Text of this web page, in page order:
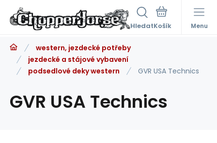
Hledat Menu
western, jezdecké potřeby
jezdecké a stájové vybavení
podsedlové deky western
GVR USA Technics
GVR USA Technics